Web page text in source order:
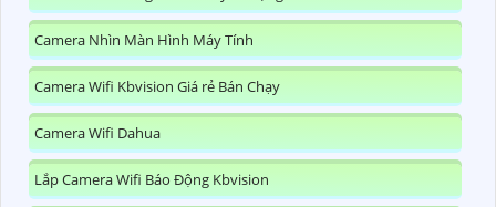
Camera Nhìn Màn Hình Máy Tính
Camera Wifi Kbvision Giá rẻ Bán Chạy
Camera Wifi Dahua
Lắp Camera Wifi Báo Động Kbvision